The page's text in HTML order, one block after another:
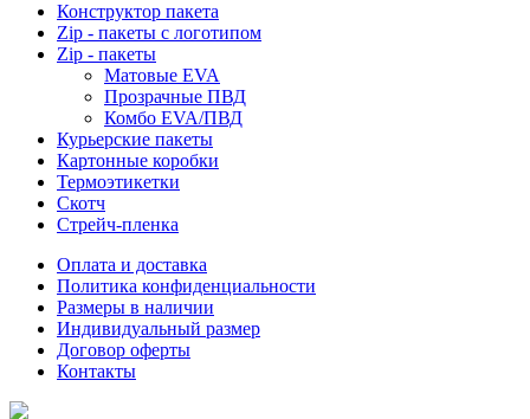
Конструктор пакета
Zip - пакеты с логотипом
Zip - пакеты
Матовые EVA
Прозрачные ПВД
Комбо EVA/ПВД
Курьерские пакеты
Картонные коробки
Термоэтикетки
Скотч
Стрейч-пленка
Оплата и доставка
Политика конфиденциальности
Размеры в наличии
Индивидуальный размер
Договор оферты
Контакты